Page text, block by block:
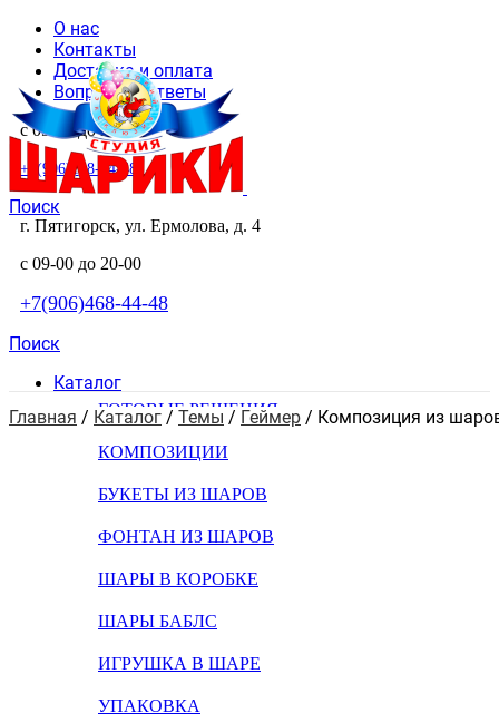
О нас
Контакты
Доставка и оплата
Вопросы и ответы
с 09-00 до 20-00
+7(906)468-44-48
Поиск
г. Пятигорск, ул. Ермолова, д. 4
с 09-00 до 20-00
+7(906)468-44-48
Поиск
Каталог
ГОТОВЫЕ РЕШЕНИЯ
КОМПОЗИЦИИ
БУКЕТЫ ИЗ ШАРОВ
ФОНТАН ИЗ ШАРОВ
ШАРЫ В КОРОБКЕ
ШАРЫ БАБЛС
ИГРУШКА В ШАРЕ
УПАКОВКА
Главная / Каталог / Темы / Геймер / Композиция из